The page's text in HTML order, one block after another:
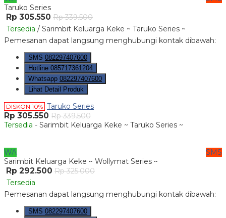
Taruko Series
Rp 305.550 Rp 339.500
Tersedia / Sarimbit Keluarga Keke ~ Taruko Series ~
Pemesanan dapat langsung menghubungi kontak dibawah:
SMS 082297407600
Hotline 085717361204
Whatsapp 082297407600
Lihat Detail Produk
DISKON 10% Taruko Series
Rp 305.550 Rp 339.500
Tersedia - Sarimbit Keluarga Keke ~ Taruko Series ~
WA
SMS
Sarimbit Keluarga Keke ~ Wollymat Series ~
Rp 292.500 Rp 325.000
Tersedia
Pemesanan dapat langsung menghubungi kontak dibawah:
SMS 082297407600